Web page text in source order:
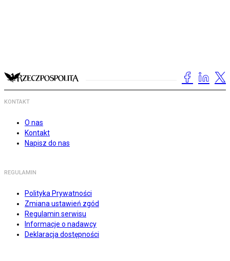
KONTAKT
O nas
Kontakt
Napisz do nas
REGULAMIN
Polityka Prywatności
Zmiana ustawień zgód
Regulamin serwisu
Informacje o nadawcy
Deklaracja dostępności